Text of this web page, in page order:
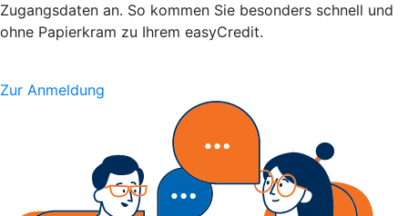
Zugangsdaten an. So kommen Sie besonders schnell und
ohne Papierkram zu Ihrem easyCredit.
Zur Anmeldung